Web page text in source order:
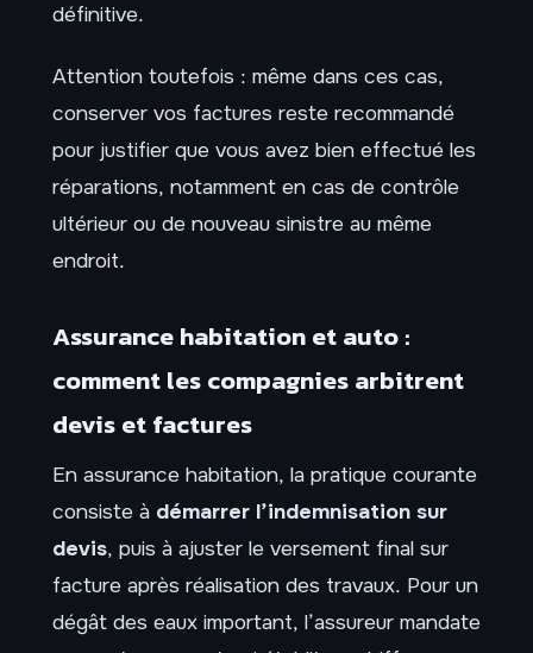
définitive.
Attention toutefois : même dans ces cas,
conserver vos factures reste recommandé
pour justifier que vous avez bien effectué les
réparations, notamment en cas de contrôle
ultérieur ou de nouveau sinistre au même
endroit.
Assurance habitation et auto :
comment les compagnies arbitrent
devis et factures
En assurance habitation, la pratique courante
consiste à démarrer l’indemnisation sur
devis, puis à ajuster le versement final sur
facture après réalisation des travaux. Pour un
dégât des eaux important, l’assureur mandate